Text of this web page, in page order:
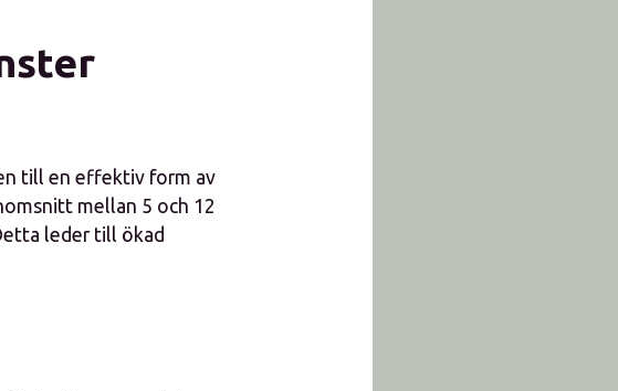
till en effektiv form av
mellan 5 och 12
leder till ökad